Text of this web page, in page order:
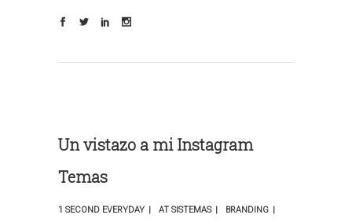
Un vistazo a mi Instagram
Temas
1 SECOND EVERYDAY AT SISTEMAS BRANDING